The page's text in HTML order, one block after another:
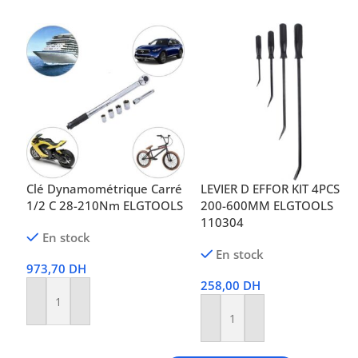
Clé Dynamométrique Carré
1/2 C 28-210Nm ELGTOOLS
En stock
973,70 DH
Ajouter Au Panier
LEVIER D EFFOR KIT 4PCS
200-600MM ELGTOOLS
110304
En stock
258,00 DH
Ajouter Au Panier